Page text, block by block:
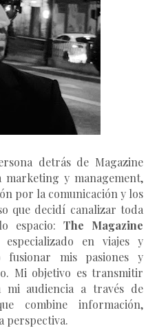
detrás de Magazine
marketing y management,
por la comunicación y los
que decidí canalizar toda
espacio: The Magazine
en viajes y
mis pasiones y
Mi objetivo es transmitir
mi audiencia a través de
combine información,
perspectiva.